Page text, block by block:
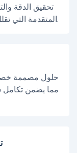
تحقيق الدقة
المتقدمة التي تقلل من الأخطاء وتحافظ على سلامة المنتج.
حلول مصممة
مما يضمن تكامل